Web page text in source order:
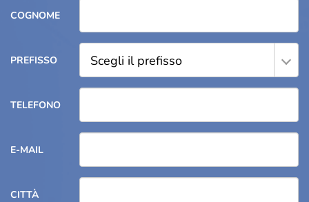
COGNOME
PREFISSO Scegli il prefisso
TELEFONO
E-MAIL
CITTÀ